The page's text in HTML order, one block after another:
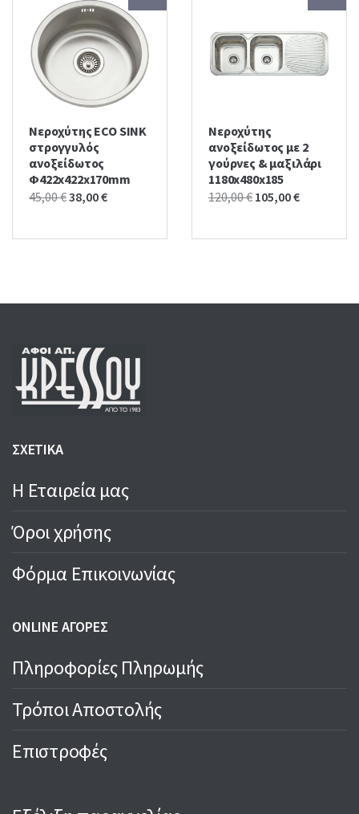
Νεροχύτης ECO SINK
στρογγυλός
ανοξείδωτος
Φ422x422x170mm
45,00€Original
was:
38,00€Current
is:
Νεροχύτης
ανοξείδωτος με 2
γούρνες & μαξιλάρι
1180x480x185
120,00€ Original
was:
105,00€Current
is:
ΣΧΕΤΙΚΑ
Η Εταιρεία μας
Όροι χρήσης
Φόρμα Επικοινωνίας
ONLINE ΑΓΟΡΕΣ
Πληροφορίες Πληρωμής
Τρόποι Αποστολής
Επιστροφές